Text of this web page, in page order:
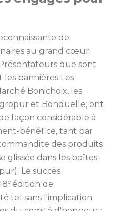
de
au grand cœur.
que sont
les bannières Les
Bonichoix, les
et Bonduelle, ont
façon considérable à
bénéfice, tant par
des produits
glissée dans les boîtes-
Le succès
e édition de
tel sans l'implication